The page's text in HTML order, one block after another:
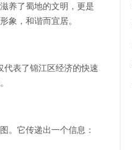
养了蜀地的文明，更是
象，和谐而宜居。
代表了锦江区经济的快速
。它传递出一个信息：